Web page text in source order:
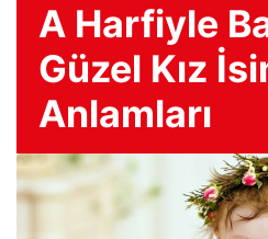
A Harfiyle
Güzel Kız
Anlamları